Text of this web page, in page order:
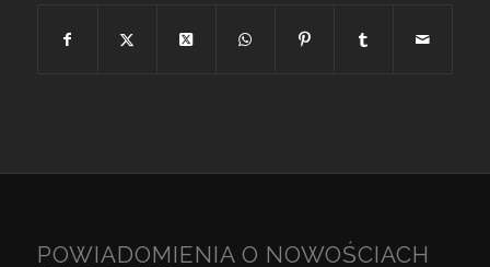
POWIADOMIENIA O NOWOŚCIACH